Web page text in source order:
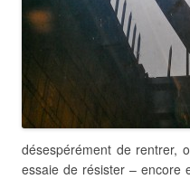
désespérément de rentrer,
essaie de résister – encore